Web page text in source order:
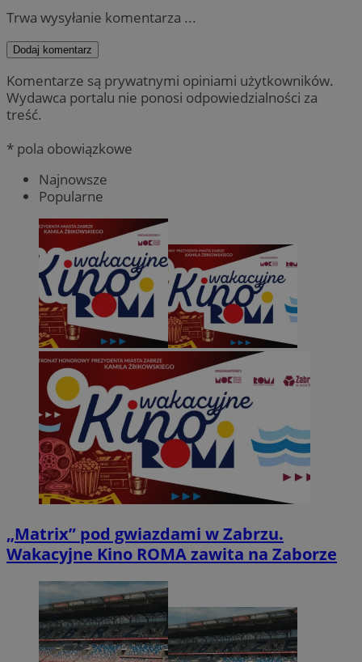
Trwa wysyłanie komentarza ...
Dodaj komentarz
Komentarze są prywatnymi opiniami użytkowników.
Wydawca portalu nie ponosi odpowiedzialności za
treść.
* pola obowiązkowe
Najnowsze
Popularne
„Matrix” pod gwiazdami w Zabrzu.
Wakacyjne Kino ROMA zawita na Zaborze